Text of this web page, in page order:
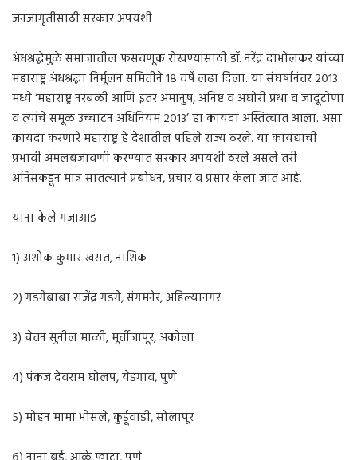
जनजागृतीसाठी सरकार अपयशी
अंधश्रद्धेमुळे समाजातील फसवणूक रोखण्यासाठी डॉ. नरेंद्र दाभोलकर यांच्या
महाराष्ट्र अंधश्रद्धा निर्मूलन समितीने १८ वर्षे लढा दिला. या संघर्षानंतर २०१३
मध्ये ‘महाराष्ट्र नरबळी आणि इतर अमानुष, अनिष्ट व अघोरी प्रथा व जादूटोणा
व त्यांचे समूळ उच्चाटन अधिनियम २०१३’ हा कायदा अस्तित्वात आला. असा
कायदा करणारे महाराष्ट्र हे देशातील पहिले राज्य ठरले. या कायद्याची
प्रभावी अंमलबजावणी करण्यात सरकार अपयशी ठरले असले तरी
अनिसकडून मात्र सातत्याने प्रबोधन, प्रचार व प्रसार केला जात आहे.
यांना केले गजाआड
१) अशोक कुमार खरात, नाशिक
२) गडगेबाबा राजेंद्र गडगे, संगमनेर, अहिल्यानगर
३) चेतन सुनील माळी, मूर्तीजापूर, अकोला
४) पंकज देवराम घोलप, येडगाव, पुणे
५) मोहन मामा भोसले, कुर्डूवाडी, सोलापूर